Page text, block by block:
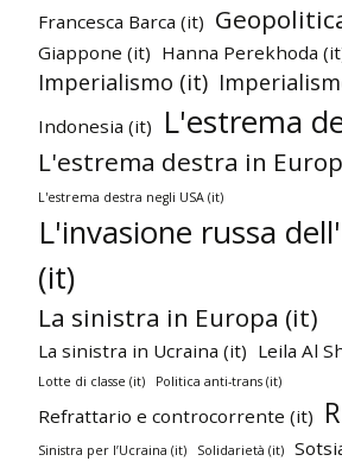
Francesca Barca (it)
Giappone (it) Hanna Perekhoda
Imperialismo (it)
Indonesia (it) L'estrema
L'estrema destra in
L'estrema destra negli USA (it)
L'invasione russa
(it)
La sinistra in Europa (it)
La sinistra in Ucraina (it) Leila Al
Lotte di classe (it) Politica anti-trans (it)
Refrattario e controcorrente (it)
Sinistra per l’Ucraina (it) Solidarietà (it)